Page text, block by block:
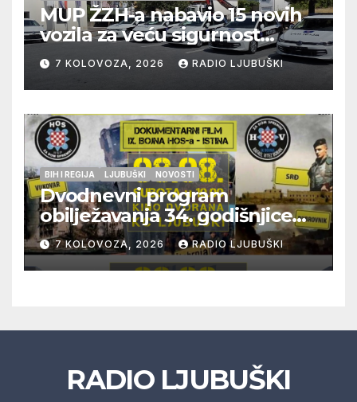
MUP ŽZH-a nabavio 15 novih
vozila za veću sigurnost
građana i učinkovitiji rad
policije
7 KOLOVOZA, 2026 RADIO LJUBUŠKI
BIH I REGIJA LJUBUŠKI NOVOSTI
Dvodnevni program
obilježavanja 34. godišnjice
pogibije generala Blaža
Kraljevića i osmorice
pripadnika HOS-a
7 KOLOVOZA, 2026 RADIO LJUBUŠKI
RADIO LJUBUŠKI